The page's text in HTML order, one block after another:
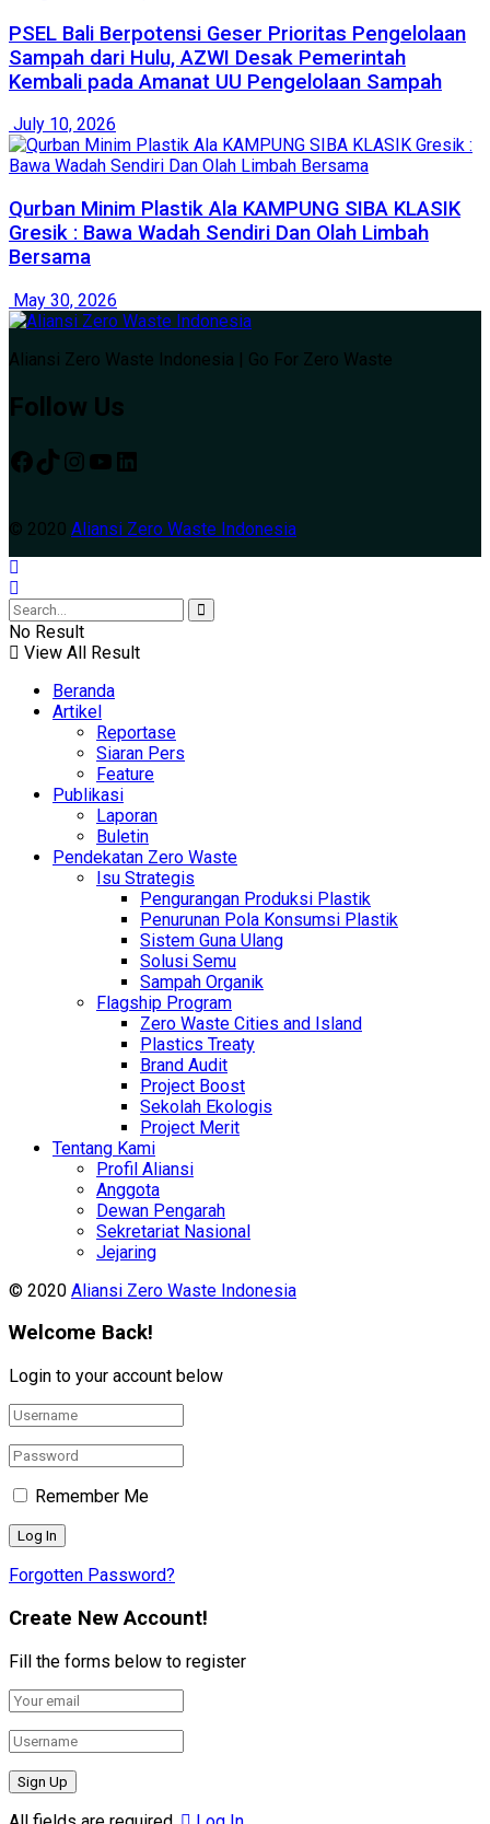
PSEL Bali Berpotensi Geser Prioritas Pengelolaan
Sampah dari Hulu, AZWI Desak Pemerintah
Kembali pada Amanat UU Pengelolaan Sampah
July 10, 2026
Qurban Minim Plastik Ala KAMPUNG SIBA KLASIK
Gresik : Bawa Wadah Sendiri Dan Olah Limbah
Bersama
May 30, 2026
Aliansi Zero Waste Indonesia | Go For Zero Waste
Follow Us
© 2020 Aliansi Zero Waste Indonesia
No Result
View All Result
Beranda
Artikel
Reportase
Siaran Pers
Feature
Publikasi
Laporan
Buletin
Pendekatan Zero Waste
Isu Strategis
Pengurangan Produksi Plastik
Penurunan Pola Konsumsi Plastik
Sistem Guna Ulang
Solusi Semu
Sampah Organik
Flagship Program
Zero Waste Cities and Island
Plastics Treaty
Brand Audit
Project Boost
Sekolah Ekologis
Project Merit
Tentang Kami
Profil Aliansi
Anggota
Dewan Pengarah
Sekretariat Nasional
Jejaring
© 2020 Aliansi Zero Waste Indonesia
Welcome Back!
Login to your account below
Remember Me
Forgotten Password?
Create New Account!
Fill the forms below to register